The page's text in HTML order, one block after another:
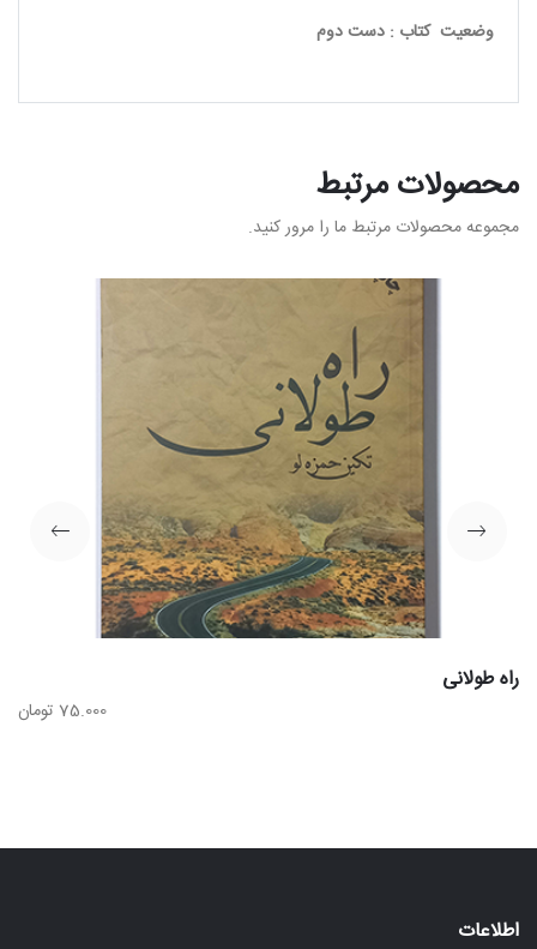
وضعیت کتاب : دست دوم
محصولات مرتبط
مجموعه محصولات مرتبط ما را مرور کنید.
راه طولانی
75.000 تومان
اطلاعات